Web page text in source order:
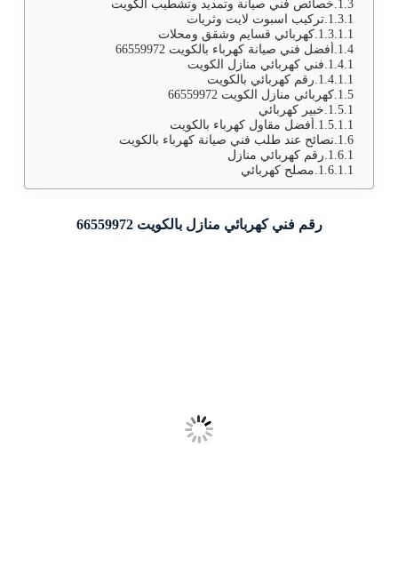
خصائص فني صيانة وتمديد وتشطيب الكويت
تركيب اسبوت لايت وثريات
كهربائي قسايم وشقق ومحلات
أفضل فني صيانة كهرباء بالكويت 66559972
فني كهربائي منازل الكويت
رقم كهربائي بالكويت
كهربائي منازل الكويت 66559972
خبير كهربائي
أفضل مقاول كهرباء بالكويت
نصائح عند طلب فني صيانة كهرباء بالكويت
رقم كهربائي منازل
مصلح كهربائي
رقم فني كهربائي منازل بالكويت 66559972